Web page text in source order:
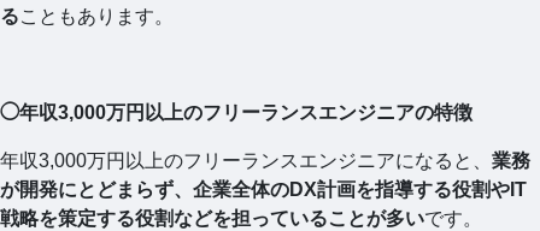
ることもあります。
◯年収3,000万円以上のフリーランスエンジニアの特徴
年収3,000万円以上のフリーランスエンジニアになると、 業務
が開発にとどまらず、企業全体のDX計画を指導する役割やIT
戦略を策定する役割などを担っていることが多いです。